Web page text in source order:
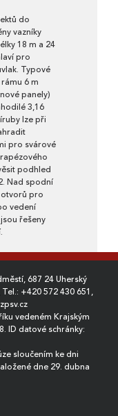
do
vazníky
18 m a 24
pro
Typové
6 m
panely)
3,16
lze při
pro svárové
podhled
Nad spodní
pro
vedení
řešeny
687 24 Uherský
+420 572 430 651 ,
vedeném Krajským
ID datové schránky:
sloučením ke dni
dne 29. dubna